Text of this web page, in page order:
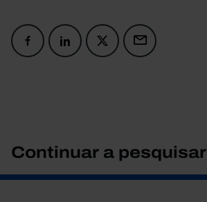
Continuar a pesquisar